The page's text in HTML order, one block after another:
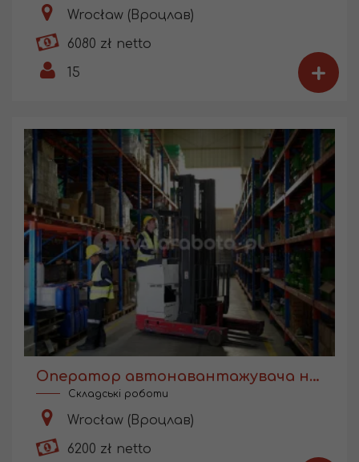
Wrocław (Вроцлав)
6080 zł netto
15
+
Оператор автонавантажувача на складі
Складські роботи
Wrocław (Вроцлав)
6200 zł netto